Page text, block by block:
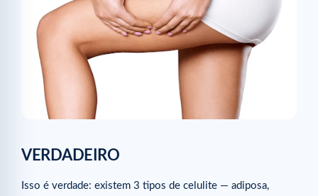
VERDADEIRO
Isso é verdade: existem 3 tipos de celulite — adiposa,